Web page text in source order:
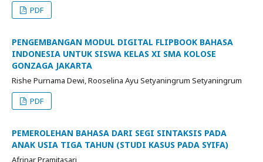
PDF
PENGEMBANGAN MODUL DIGITAL FLIPBOOK BAHASA
INDONESIA UNTUK SISWA KELAS XI SMA KOLOSE
GONZAGA JAKARTA
Rishe Purnama Dewi, Rooselina Ayu Setyaningrum Setyaningrum
PDF
PEMEROLEHAN BAHASA DARI SEGI SINTAKSIS PADA
ANAK USIA TIGA TAHUN (STUDI KASUS PADA SYIFA)
Afrinar Pramitasari